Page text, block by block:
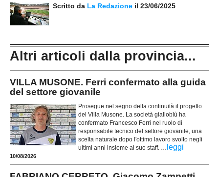
Scritto da La Redazione il 23/06/2025
Altri articoli dalla provincia...
VILLA MUSONE. Ferri confermato alla guida
del settore giovanile
Prosegue nel segno della continuità il progetto
del Villa Musone. La società gialloblù ha
confermato Francesco Ferri nel ruolo di
responsabile tecnico del settore giovanile, una
scelta naturale dopo l'ottimo lavoro svolto negli
ultimi anni insieme al suo staff. ... leggi
10/08/2026